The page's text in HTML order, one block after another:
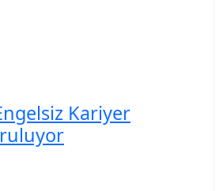
Kariyer